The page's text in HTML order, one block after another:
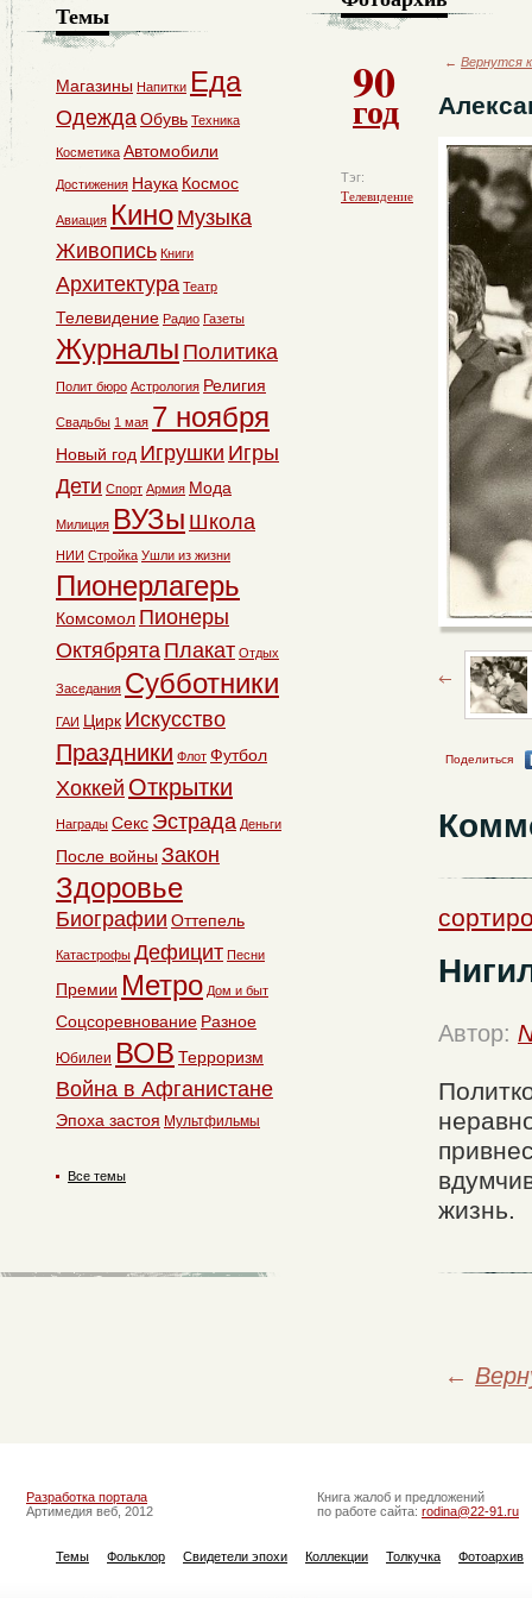
90
год
Тэг:
Телевидение
← Вернутся
Поделиться
Автор:
жизнь.
←
Темы
Магазины Напитки Еда
ОдеждаОбувь Техника
Косметика Автомобили
Достижения Наука Космос
Авиация Кино Музыка
Живопись Книги
Архитектура Театр
Телевидение Радио Газеты
Журналы Политика
Полит бюро Астрология Религия
Свадьбы 1 мая 7 ноября
Новый год Игрушки Игры
Дети Спорт Армия Мода
Милиция ВУЗы Школа
НИИ Стройка Ушли из жизни
Пионерлагерь
Комсомол Пионеры
Октябрята Плакат Отдых
Заседания Субботники
ГАИ Цирк Искусство
Праздники Флот Футбол
Хоккей Открытки
Награды Секс Эстрада Деньги
После войны Закон
Здоровье
Биографии Оттепель
Катастрофы Дефицит Песни
Премии Метро Дом и быт
Соцсоревнование Разное
Юбилеи ВОВ Терроризм
Война в Афганистане
Эпоха застоя Мультфильмы
Все темы
Разработка портала
Артимедия веб, 2012
Книга жалоб и предложений
по работе сайта: rodina@22-91.ru
Темы Фольклор Свидетели эпохи Коллекции Толкучка Фотоархив